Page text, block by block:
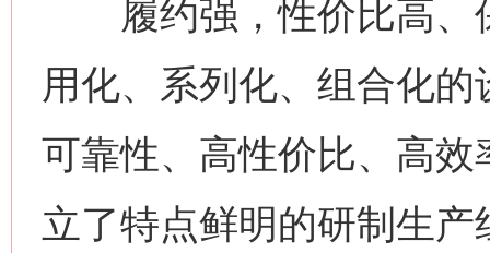
履约强，性价比高、
用化、系列化、组合化
可靠性、高性价比、高
立了特点鲜明的研制生